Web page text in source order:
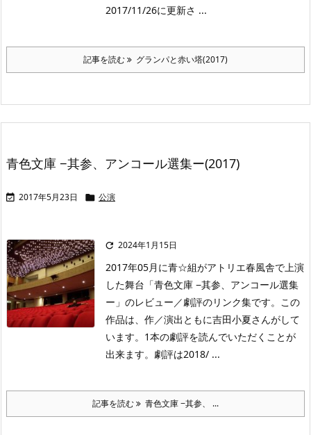
2017/11/26に更新さ ...
記事を読む グランパと赤い塔(2017)
青色文庫 −其参、アンコール選集ー(2017)
 2017年5月23日  公演
 2024年1月15日
2017年05月に青☆組がアトリエ春風舎で上演
した舞台「青色文庫 −其参、アンコール選集
ー」のレビュー／劇評のリンク集です。この
作品は、作／演出ともに吉田小夏さんがして
います。1本の劇評を読んでいただくことが
出来ます。劇評は2018/ ...
記事を読む 青色文庫 −其参、 ...